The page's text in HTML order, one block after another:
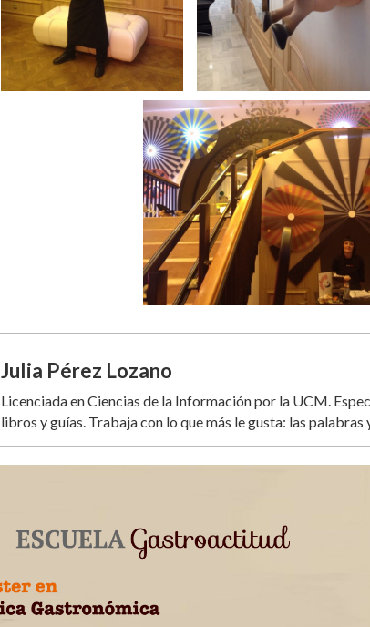
Julia Pérez Lozano
Licenciada en Ciencias de la Información por la UCM.
libros y guías. Trabaja con lo que más le gusta: las palabras